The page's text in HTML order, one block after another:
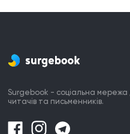
Surgebook - соціальна мережа
читачів та письменників.